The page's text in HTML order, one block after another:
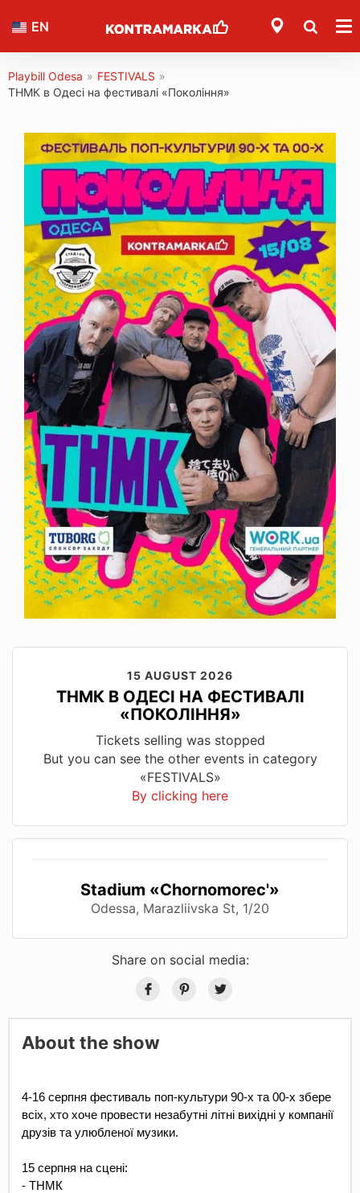
EN
Playbill Odesa » FESTIVALS »
ТНМК в Одесі на фестивалі «Покоління»
15 AUGUST 2026
ТНМК В ОДЕСІ НА ФЕСТИВАЛІ
«ПОКОЛІННЯ»
Tickets selling was stopped
But you can see the other events in category
«FESTIVALS»
By clicking here
Stadium «Chornomorec'»
Odessa, Marazliivska St, 1/20
Share on social media:
About the show
4-16 серпня фестиваль поп-культури 90-х та 00-х збере
всіх, хто хоче провести незабутні літні вихідні у компанії
друзів та улюбленої музики.
15 серпня на сцені:
- ТНМК